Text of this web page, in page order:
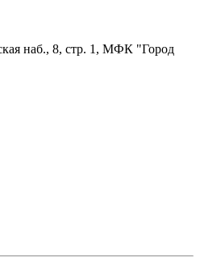
наб., 8, стр. 1, МФК "Город